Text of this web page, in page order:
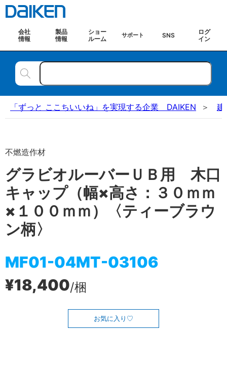
会社
情報
製品
情報
ショー
ルーム
サポート SNS
ログ
イン
「ずっと ここちいいね」を実現する企業 DAIKEN 建
不燃造作材
グラビオルーバーＵＢ用 木口
キャップ（幅×高さ：３０ｍｍ
×１００ｍｍ）〈ティーブラウ
ン柄〉
MF01-04MT-03106
¥18,400/梱
お気に入り